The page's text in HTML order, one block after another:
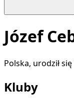
Józef
Polska, urodził
Kluby